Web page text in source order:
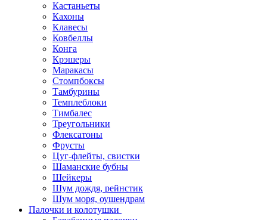
Кастаньеты
Кахоны
Клавесы
Ковбеллы
Конга
Крэшеры
Маракасы
Стомпбоксы
Тамбурины
Темплеблоки
Тимбалес
Треугольники
Флексатоны
Фрусты
Цуг-флейты, свистки
Шаманские бубны
Шейкеры
Шум дождя, рейнстик
Шум моря, оушендрам
Палочки и колотушки